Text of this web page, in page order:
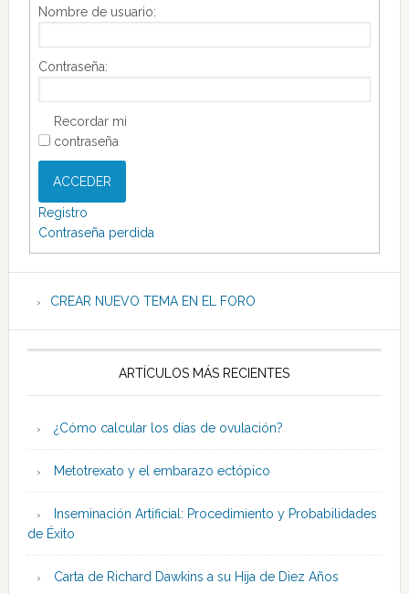
Nombre de usuario:
Contraseña:
Recordar mi
contraseña
ACCEDER
Registro
Contraseña perdida
CREAR NUEVO TEMA EN EL FORO
ARTÍCULOS MÁS RECIENTES
¿Cómo calcular los días de ovulación?
Metotrexato y el embarazo ectópico
Inseminación Artificial: Procedimiento y Probabilidades
de Éxito
Carta de Richard Dawkins a su Hija de Diez Años